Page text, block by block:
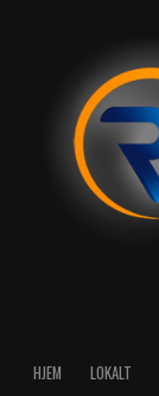
HJEM LOKALT